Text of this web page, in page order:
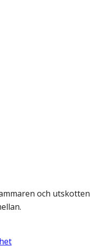
och utskotten